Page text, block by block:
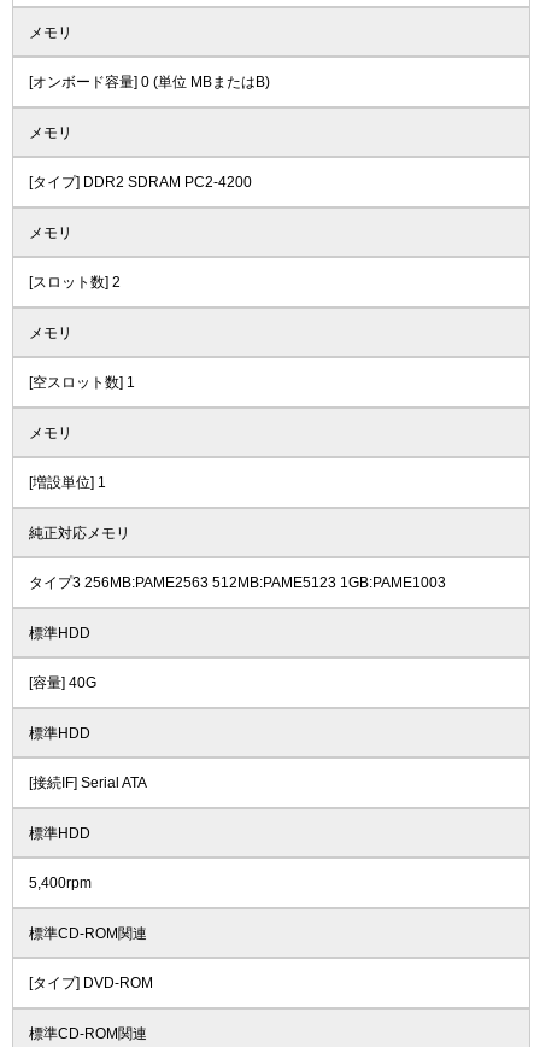
メモリ
[オンボード容量] 0 (単位 MBまたはB)
メモリ
[タイプ] DDR2 SDRAM PC2-4200
メモリ
[スロット数] 2
メモリ
[空スロット数] 1
メモリ
[増設単位] 1
純正対応メモリ
タイプ3 256MB:PAME2563 512MB:PAME5123 1GB:PAME1003
標準HDD
[容量] 40G
標準HDD
[接続IF] Serial ATA
標準HDD
5,400rpm
標準CD-ROM関連
[タイプ] DVD-ROM
標準CD-ROM関連